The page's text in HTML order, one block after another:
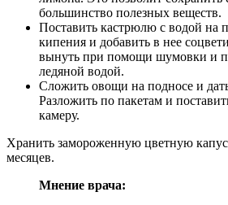
большинство полезных веществ.
Поставить кастрюлю с водой на
кипения и добавить в нее
вынуть при помощи шумовки и
ледяной водой.
Сложить овощи на подносе и
Разложить по пакетам и
камеру.
Хранить замороженную цветную
месяцев.
Мнение врача: